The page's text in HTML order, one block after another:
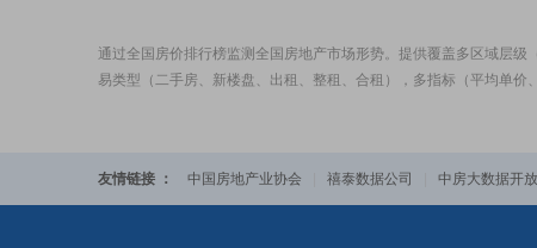
通过全国房价排行榜监测全国房地产市场形势。提供覆盖多区域层
易类型（二手房、新楼盘、出租、整租、合租），多指标（平均单
友情链接 ： 中国房地产业协会 禧泰数据公司 中房大数据开